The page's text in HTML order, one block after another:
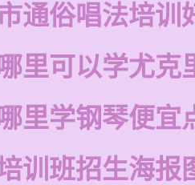
通俗唱法培训
里可以学尤克
里学钢琴便宜
训班招生海报